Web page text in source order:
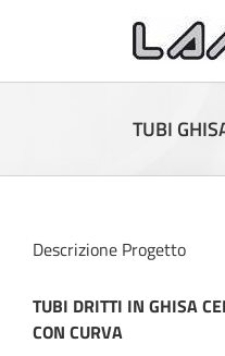
TUBI
Descrizione Progetto
TUBI DRITTI IN GHISA
CON CURVA